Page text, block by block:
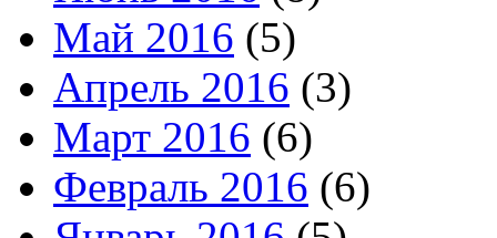
Май 2016 (5)
Апрель 2016 (3)
Март 2016 (6)
Февраль 2016 (6)